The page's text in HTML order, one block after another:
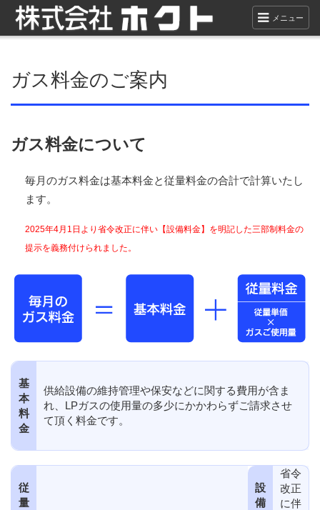
メニュー
ガス料金のご案内
ガス料金について
毎月のガス料金は基本料金と従量料金の合計で計算いたし
ます。
2025年4月1日より省令改正に伴い【設備料金】を明記した三部制料金の
提示を義務付けられました。
基
本
料
金
供給設備の維持管理や保安などに関する費用が含ま
れ、LPガスの使用量の多少にかかわらずご請求させ
て頂く料金です。
従
量
設
備
省令
改正
に伴